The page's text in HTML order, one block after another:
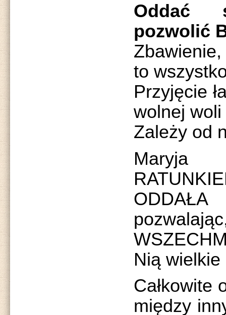
Oddać
pozwolić
to
Przyjęcie
wolnej woli
Zależy od
Nią wielkie
Całkowite
między